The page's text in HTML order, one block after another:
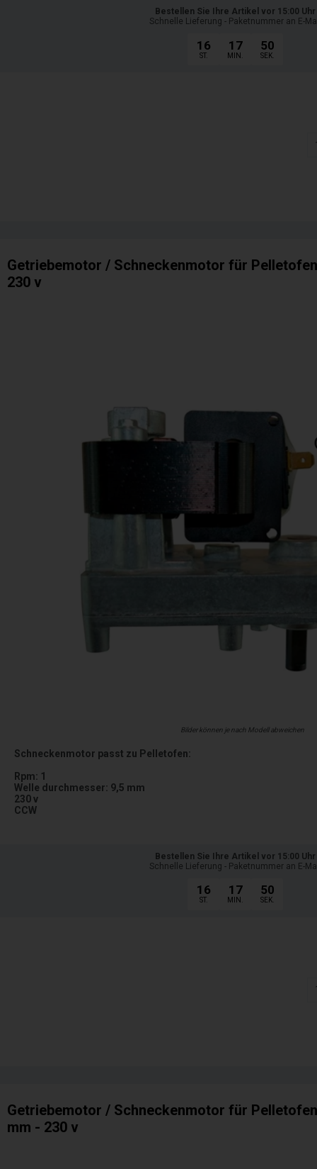
Bestellen Sie Ihre Artikel vor 15:00 Uhr
Schnelle Lieferung - Paketnummer an E-
16
ST.
17
MIN.
48
SEK.
Getriebemotor / Schneckenmotor für
230 v
Bilder können je nach Modell abweichen
Schneckenmotor passt zu Pelletofen:
Rpm: 1
Welle durchmesser: 9,5 mm
230 v
CCW
Bestellen Sie Ihre Artikel vor 15:00 Uhr
Schnelle Lieferung - Paketnummer an E-
16
ST.
17
MIN.
48
SEK.
Getriebemotor / Schneckenmotor für
mm - 230 v